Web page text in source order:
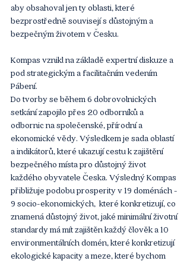
aby obsahoval jen ty oblasti, které
bezprostředně souvisejí s důstojným a
bezpečným životem v Česku.
Kompas vznikl na základě expertní diskuze a
pod strategickým a facilitačním vedením
Pábení.
Do tvorby se během 6 dobrovolnických
setkání zapojilo přes 20 odborníků a
odbornic na společenské, přírodní a
ekonomické vědy. Výsledkem je sada oblastí
a indikátorů, které ukazují cestu k zajištění
bezpečného místa pro důstojný život
každého obyvatele Česka. Výsledný Kompas
přibližuje podobu prosperity v 19 doménách -
9 socio-ekonomických,  které konkretizují, co
znamená důstojný život, jaké minimální životní
standardy má mít zajištěn každý člověk a 10
environmentálních domén, které konkretizují
ekologické kapacity a meze, které bychom